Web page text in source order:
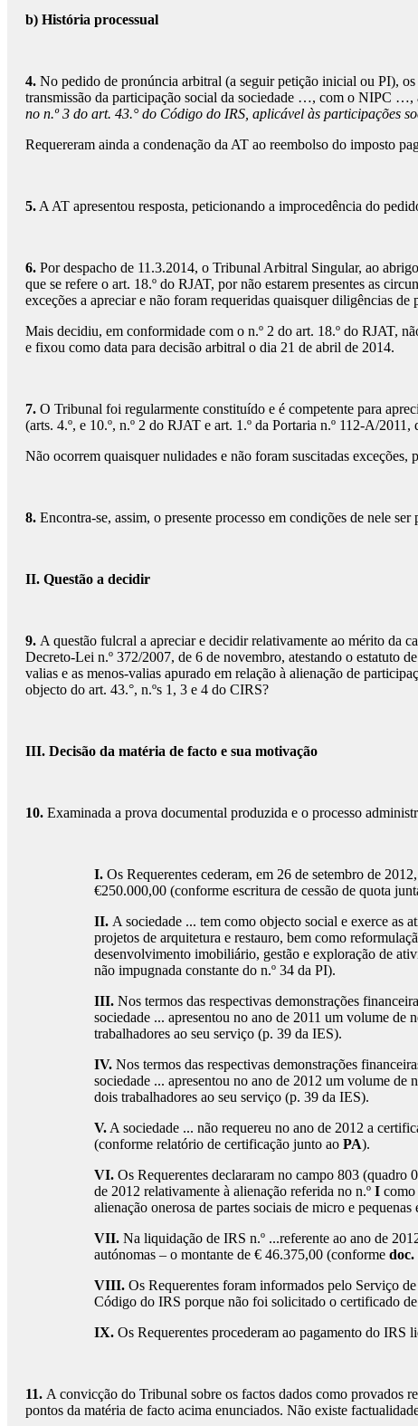
b) História processual
4. No pedido de pronúncia arbitral (a seguir petição inicial ou PI),
transmissão da participação social da sociedade …, com o NIPC …,
no n.º 3 do art. 43.° do Código do IRS, aplicável às participações
Requereram ainda a condenação da AT ao reembolso do imposto
5. A AT apresentou resposta, peticionando a improcedência do
6. Por despacho de 11.3.2014, o Tribunal Arbitral Singular, ao
que se refere o art. 18.º do RJAT, por não estarem presentes as
exceções a apreciar e não foram requeridas quaisquer diligências
Mais decidiu, em conformidade com o n.º 2 do art. 18.º do RJAT,
e fixou como data para decisão arbitral o dia 21 de abril de 2014.
7. O Tribunal foi regularmente constituído e é competente para
(arts. 4.º, e 10.º, n.º 2 do RJAT e art. 1.º da Portaria n.º 112-A/2011,
Não ocorrem quaisquer nulidades e não foram suscitadas exceções,
8. Encontra-se, assim, o presente processo em condições de nele
II. Questão a decidir
9. A questão fulcral a apreciar e decidir relativamente ao mérito da
Decreto-Lei n.º 372/2007, de 6 de novembro, atestando o estatuto
valias e as menos-valias apurado em relação à alienação de
objecto do art. 43.°, n.ºs 1, 3 e 4 do CIRS?
III. Decisão da matéria de facto e sua motivação
10. Examinada a prova documental produzida e o processo
I. Os Requerentes cederam, em 26 de setembro de
€250.000,00 (conforme escritura de cessão de quota
II. A sociedade ... tem como objecto social e exerce as
projetos de arquitetura e restauro, bem como
desenvolvimento imobiliário, gestão e exploração de
não impugnada constante do n.º 34 da PI).
III.Nos termos das respectivas demonstrações
sociedade ... apresentou no ano de 2011 um volume
trabalhadores ao seu serviço (p. 39 da IES).
IV.Nos termos das respectivas demonstrações
sociedade ... apresentou no ano de 2012 um volume
dois trabalhadores ao seu serviço (p. 39 da IES).
V.A sociedade ... não requereu no ano de 2012 a
(conforme relatório de certificação junto ao PA).
VI. Os Requerentes declararam no campo 803 (quadro
de 2012 relativamente à alienação referida no n.º Icomo
alienação onerosa de partes sociais de micro e pequenas
VII.Na liquidação de IRS n.º ...referente ao ano de
autónomas – o montante de € 46.375,00 (conforme doc.
VIII.Os Requerentes foram informados pelo Serviço
Código do IRS porque não foi solicitado o certificado
IX. Os Requerentes procederam ao pagamento do
11. A convicção do Tribunal sobre os factos dados como provados
pontos da matéria de facto acima enunciados. Não existe